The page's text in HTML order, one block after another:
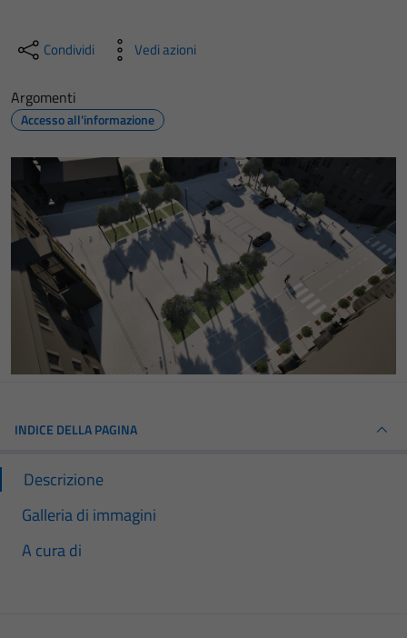
Condividi Vedi azioni
Argomenti
Accesso all'informazione
INDICE DELLA PAGINA
Descrizione
Galleria di immagini
A cura di